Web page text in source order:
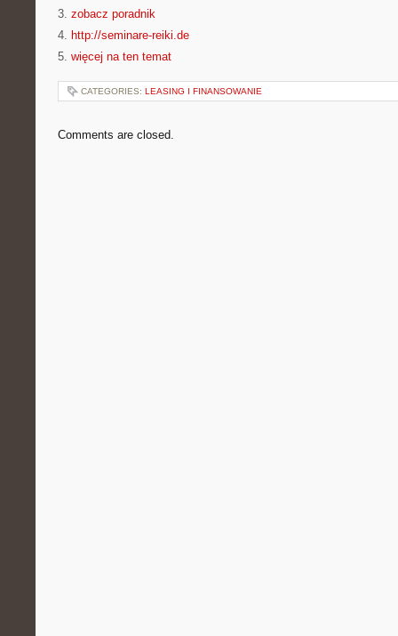
3. zobacz poradnik
4. http://seminare-reiki.de
5. więcej na ten temat
CATEGORIES: LEASING I FINANSOWANIE
Comments are closed.